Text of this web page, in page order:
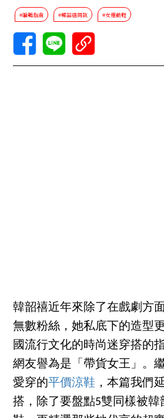
#編輯指南 #韓韶禧同款 #女運動鞋
韓韶禧近年來除了在戲劇方
無數粉絲，她私底下的造型
國流行文化的時尚迷穿搭的
網友譽為是「帶貨女王」。
愛穿的平價涼鞋 ，本篇我們
搭，除了要盤點5雙同樣被韓